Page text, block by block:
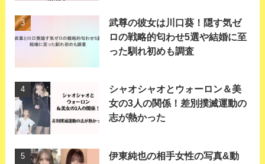
武尊の彼女は川口葵！隠す気ゼ
ロの戦略的匂わせ5選や結婚に至
った馴れ初めも調査
シャオシャオとウォーロン＆美
女の3人の関係！差別撲滅運動の
志が熱かった
伊東純也の相手女性の写真&動